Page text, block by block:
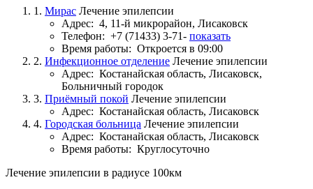
1. Мирас Лечение эпилепсии
Адрес: 4, 11-й микрорайон, Лисаковск
Телефон: +7 (71433) 3-71- показать
Время работы: Откроется в 09:00
2. Инфекционное отделение Лечение эпилепсии
Адрес: Костанайская область, Лисаковск,
Больничный городок
3. Приёмный покой Лечение эпилепсии
Адрес: Костанайская область, Лисаковск
4. Городская больница Лечение эпилепсии
Адрес: Костанайская область, Лисаковск
Время работы: Круглосуточно
Лечение эпилепсии в радиусе 100км